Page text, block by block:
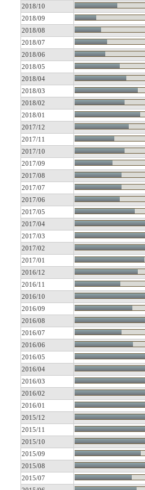
2018/10
2018/09
2018/08
2018/07
2018/06
2018/05
2018/04
2018/03
2018/02
2018/01
2017/12
2017/11
2017/10
2017/09
2017/08
2017/07
2017/06
2017/05
2017/04
2017/03
2017/02
2017/01
2016/12
2016/11
2016/10
2016/09
2016/08
2016/07
2016/06
2016/05
2016/04
2016/03
2016/02
2016/01
2015/12
2015/11
2015/10
2015/09
2015/08
2015/07